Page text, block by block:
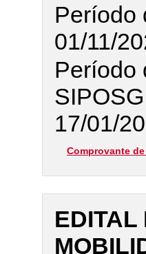
Período
01/11/
Período
17/01/
Comprovante
EDITAL